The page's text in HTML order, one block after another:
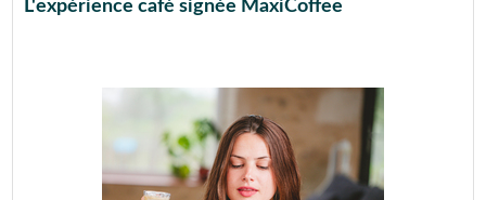
L'expérience café signée MaxiCoffee